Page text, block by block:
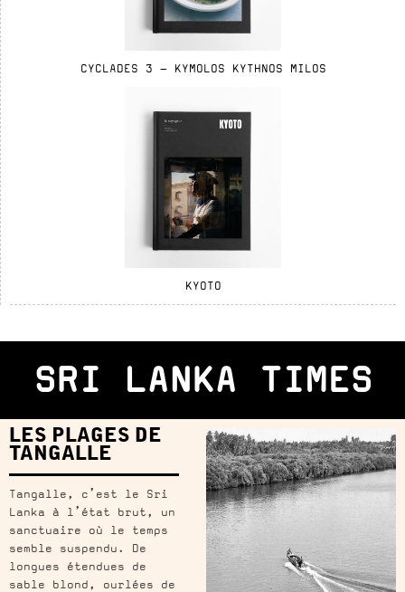
CYCLADES 3 - KYMOLOS KYTHNOS MILOS
KYOTO
SRI LANKA TIMES
LES PLAGES DE
TANGALLE
Tangalle, c’est le Sri
Lanka à l’état brut, un
sanctuaire où le temps
semble suspendu. De
longues étendues de
sable blond, ourlées de